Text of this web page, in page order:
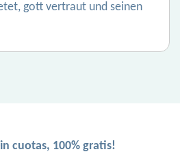
gott vertraut und seinen
cuotas, 100% gratis!